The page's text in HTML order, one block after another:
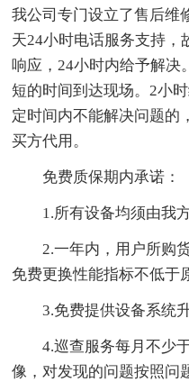
我公司专门设立了售后维
天24小时电话服务支持，
响应，24小时内给予解决
短的时间到达现场。2小
定时间内不能解决问题的
买方代用。
免费质保期内承诺：
1.所有设备均须由我
2.一年内，用户所购
免费更换性能指标不低于
3.免费提供设备系统升
4.巡查服务每月不少
像，对发现的问题按照问